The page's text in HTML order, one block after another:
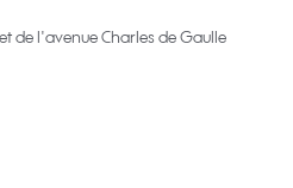
de l'avenue Charles de Gaulle